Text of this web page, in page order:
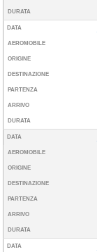
DURATA
DATA
AEROMOBILE
ORIGINE
DESTINAZIONE
PARTENZA
ARRIVO
DURATA
DATA
AEROMOBILE
ORIGINE
DESTINAZIONE
PARTENZA
ARRIVO
DURATA
DATA